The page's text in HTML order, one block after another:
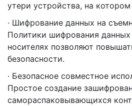
утери устройства, на
· Шифрование данных на
Политики шифрования
носителях позволяют
безопасности.
· Безопасное совместное
Простое создание
самораспаковывающихся